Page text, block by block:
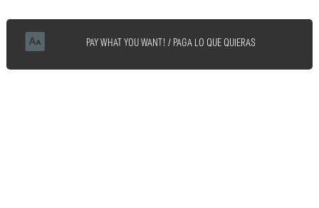
PAY WHAT YOU WANT! / PAGA LO QUE QUIERAS